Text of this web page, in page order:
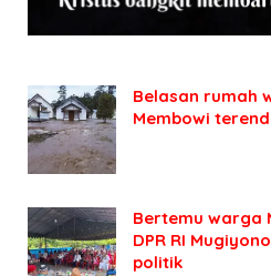
Belasan rumah
Membowi
Bertemu warga
DPR RI
politik